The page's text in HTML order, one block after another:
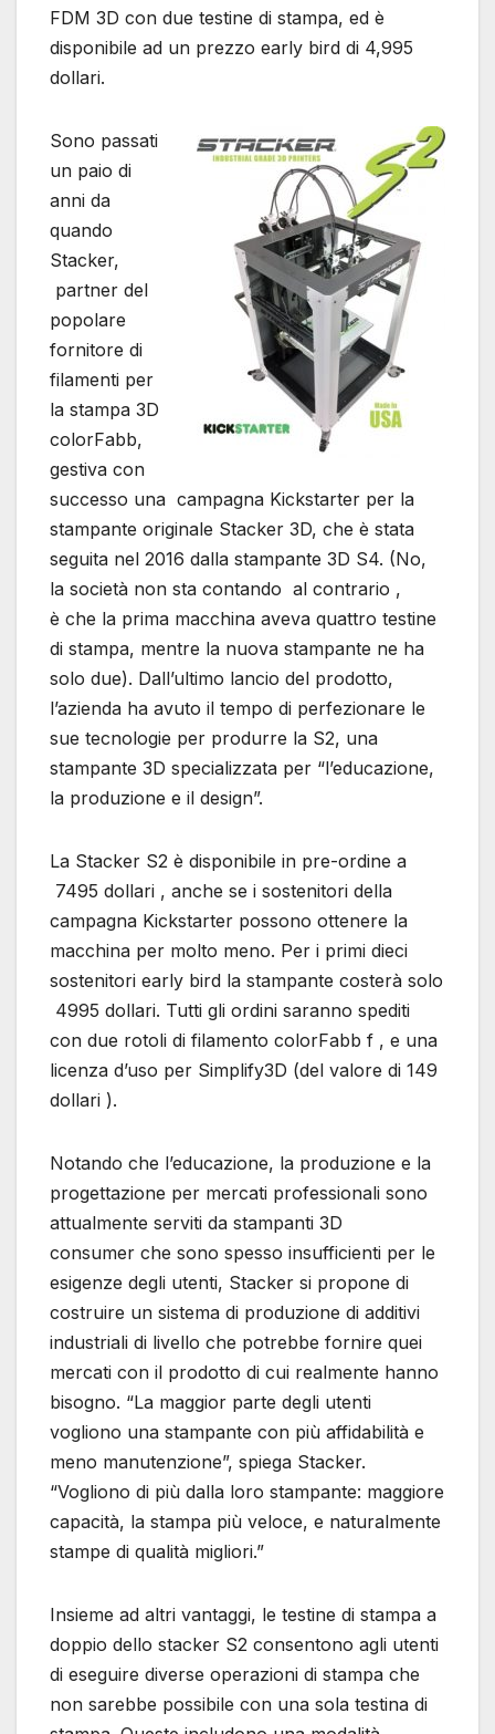
FDM 3D con due testine di stampa, ed è
disponibile ad un prezzo early bird di 4,995
dollari.
Sono passati
un paio di
anni da
quando
Stacker,
partner del
popolare
fornitore di
filamenti per
la stampa 3D
colorFabb,
gestiva con
successo una campagna Kickstarter per la
stampante originale Stacker 3D, che è stata
seguita nel 2016 dalla stampante 3D S4. (No,
la società non sta contando al contrario ,
è che la prima macchina aveva quattro testine
di stampa, mentre la nuova stampante ne ha
solo due). Dall’ultimo lancio del prodotto,
l’azienda ha avuto il tempo di perfezionare le
sue tecnologie per produrre la S2, una
stampante 3D specializzata per “l’educazione,
la produzione e il design”.
La Stacker S2 è disponibile in pre-ordine a
7495 dollari , anche se i sostenitori della
campagna Kickstarter possono ottenere la
macchina per molto meno. Per i primi dieci
sostenitori early bird la stampante costerà solo
4995 dollari. Tutti gli ordini saranno spediti
con due rotoli di filamento colorFabb f , e una
licenza d’uso per Simplify3D (del valore di 149
dollari ).
Notando che l’educazione, la produzione e la
progettazione per mercati professionali sono
attualmente serviti da stampanti 3D
consumer che sono spesso insufficienti per le
esigenze degli utenti, Stacker si propone di
costruire un sistema di produzione di additivi
industriali di livello che potrebbe fornire quei
mercati con il prodotto di cui realmente hanno
bisogno. “La maggior parte degli utenti
vogliono una stampante con più affidabilità e
meno manutenzione”, spiega Stacker.
“Vogliono di più dalla loro stampante: maggiore
capacità, la stampa più veloce, e naturalmente
stampe di qualità migliori.”
Insieme ad altri vantaggi, le testine di stampa a
doppio dello stacker S2 consentono agli utenti
di eseguire diverse operazioni di stampa che
non sarebbe possibile con una sola testina di